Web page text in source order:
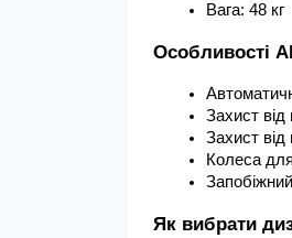
Вага: 48 кг
Особливості
Захист
Захист від
Колеса
Як вибрати